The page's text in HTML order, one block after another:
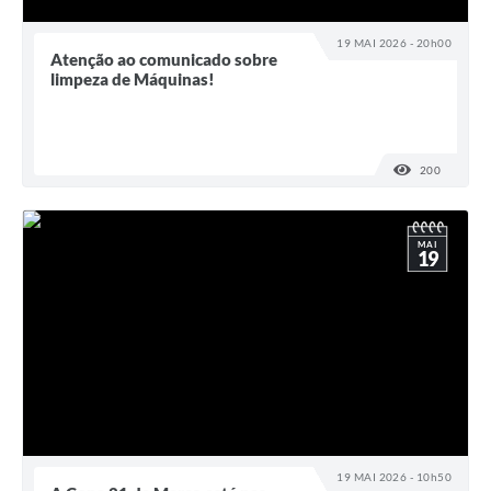
19 MAI 2026 - 20h00
Atenção ao comunicado sobre
limpeza de Máquinas!
200
19 MAI 2026 - 10h50
MAI
19